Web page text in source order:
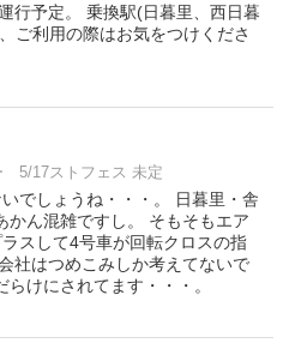
行予定。 乗換駅(日暮里、西日暮
ご利用の際はお気をつけくださ
5/17ストフェス 未定
でしょうね・・・。 日暮里・舎
かん混雑ですし。 そもそもエア
スして4号車が回転クロスの指
社はつめこみしか考えてないで
けにされてます・・・。